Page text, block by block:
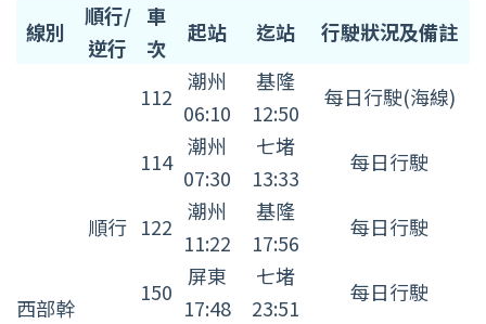
推
行
線別
順行/
逆行
車
次
起站 迄站 行駛狀況及備註
西部幹
順行
112
潮州
06:10
基隆
12:50
每日行駛(海線)
114
潮州
07:30
七堵
13:33
每日行駛
122
潮州
11:22
基隆
17:56
每日行駛
150
屏東
17:48
七堵
23:51
每日行駛